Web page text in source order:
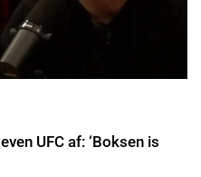
UFC af: ‘Boksen is